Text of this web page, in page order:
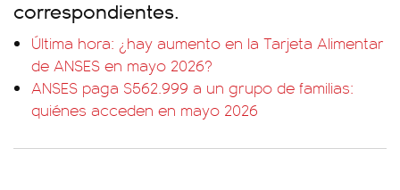
correspondientes.
Última hora: ¿hay aumento en la Tarjeta Alimentar
de ANSES en mayo 2026?
ANSES paga $562.999 a un grupo de familias:
quiénes acceden en mayo 2026